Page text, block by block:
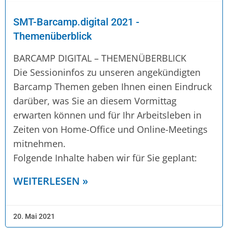
SMT-Barcamp.digital 2021 -
Themenüberblick
BARCAMP DIGITAL – THEMENÜBERBLICK
Die Sessioninfos zu unseren angekündigten
Barcamp Themen geben Ihnen einen Eindruck
darüber, was Sie an diesem Vormittag
erwarten können und für Ihr Arbeitsleben in
Zeiten von Home-Office und Online-Meetings
mitnehmen.
Folgende Inhalte haben wir für Sie geplant:
WEITERLESEN »
20. Mai 2021